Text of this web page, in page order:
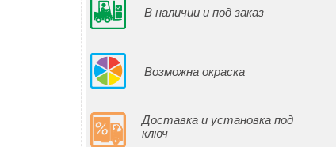
В наличии и под заказ
Возможна окраска
Доставка и установка под
ключ